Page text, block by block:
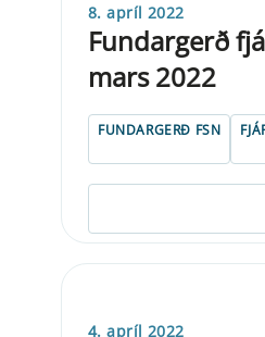
8. apríl 2022
Fundargerð
mars 2022
FUNDARGERÐ FSN
4. apríl 2022